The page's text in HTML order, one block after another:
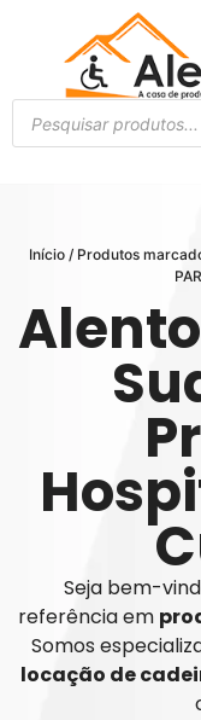
Início/ Produtos
Seja bem-
referência em
Somos
locação de